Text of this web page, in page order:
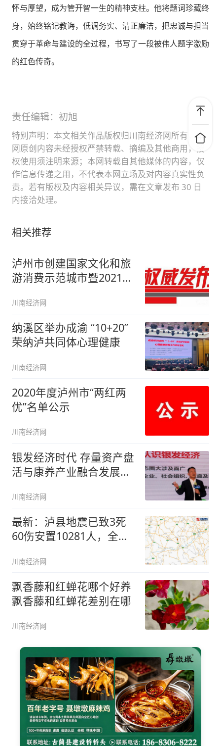
怀与厚望，成为管开智一生的精神支柱。他将题词珍藏终
身，始终铭记教诲，低调务实、清正廉洁，把忠诚与担当
贯穿于革命与建设的全过程，书写了一段被伟人题字激励
的红色传奇。
责任编辑：初旭
特别声明：本文相关作品版权归川南经济网所有，本
网原创内容未经授权严禁转载、摘编及其他商用，授
权使用须注明来源；本网转载自其他媒体的内容，仅
作信息传递之用，不代表本网立场及对内容真实性负
责。若有版权及内容相关异议，需在文章发布 30 日
内接洽处理。
相关推荐
泸州市创建国家文化和旅
游消费示范城市暨2021年
川南经济网
纳溪区举办成渝 “10+20”
荣纳泸共同体心理健康
川南经济网
2020年度泸州市“两红两
优”名单公示
川南经济网
银发经济时代 存量资产盘
活与康养产业融合发展峰
川南经济网
最新：泸县地震已致3死
60伤安置10281人，全力
川南经济网
飘香藤和红蝉花哪个好养
飘香藤和红蝉花差别在哪
川南经济网